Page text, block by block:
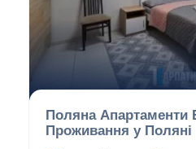
Поляна Апартаменти
Проживання у Поляні